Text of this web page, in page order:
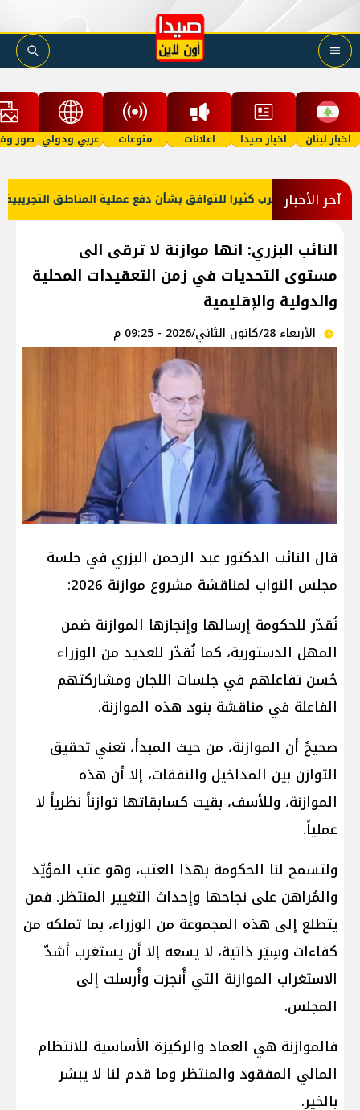
اخبار لبنان اخبار صيدا اعلانات منوعات عربي ودولي صور
آخر الأخبار
وإسرائيل أقرب كثيرا للتوافق بشأن دفع عملية المناطق التجريبية
النائب البزري: انها موازنة لا ترقى الى
مستوى التحديات في زمن التعقيدات المحلية
والدولية والإقليمية
الأربعاء 28/كانون الثاني/2026 - 09:25 م
قال النائب الدكتور عبد الرحمن البزري في جلسة
مجلس النواب لمناقشة مشروع موازنة 2026:
نُقدّر للحكومة إرسالها وإنجازها الموازنة ضمن
المهل الدستورية، كما نُقدّر للعديد من الوزراء
حُسن تفاعلهم في جلسات اللجان ومشاركتهم
الفاعلة في مناقشة بنود هذه الموازنة.
صحيحٌ أن الموازنة، من حيث المبدأ، تعني تحقيق
التوازن بين المداخيل والنفقات، إلا أن هذه
الموازنة، وللأسف، بقيت كسابقاتها توازناً نظرياً لا
عملياً.
ولتسمح لنا الحكومة بهذا العتب، وهو عتب المؤيّد
والمُراهن على نجاحها وإحداث التغيير المنتظر. فمن
يتطلع إلى هذه المجموعة من الوزراء، بما تملكه من
كفاءات وسِيَر ذاتية، لا يسعه إلا أن يستغرب أشدّ
الاستغراب الموازنة التي أُنجزت وأُرسلت إلى
المجلس.
فالموازنة هي العماد والركيزة الأساسية للانتظام
المالي المفقود والمنتظر وما قدم لنا لا يبشر
بالخير.